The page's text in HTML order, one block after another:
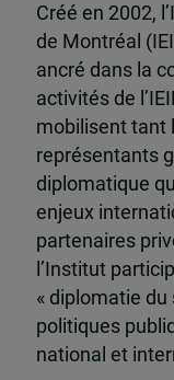
Créé en 2002,
de Montréal
ancré dans la
activités de
mobilisent tant
représentants
diplomatique
enjeux
partenaires
l’Institut
« diplomatie du
politiques
national et